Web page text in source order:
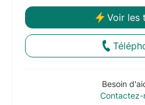
Voir les
Besoin
Contactez-